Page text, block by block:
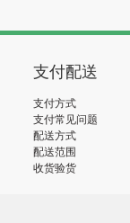
支付配送
支付方式
支付常见问题
配送方式
配送范围
收货验货